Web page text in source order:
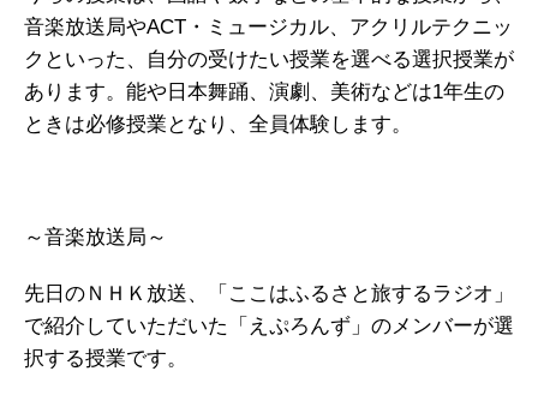
音楽放送局やACT・ミュージカル、アクリルテクニッ
クといった、自分の受けたい授業を選べる選択授業が
あります。能や日本舞踊、演劇、美術などは1年生の
ときは必修授業となり、全員体験します。
～音楽放送局～
先日のＮＨＫ放送、「ここはふるさと旅するラジオ」
で紹介していただいた「えぷろんず」のメンバーが選
択する授業です。